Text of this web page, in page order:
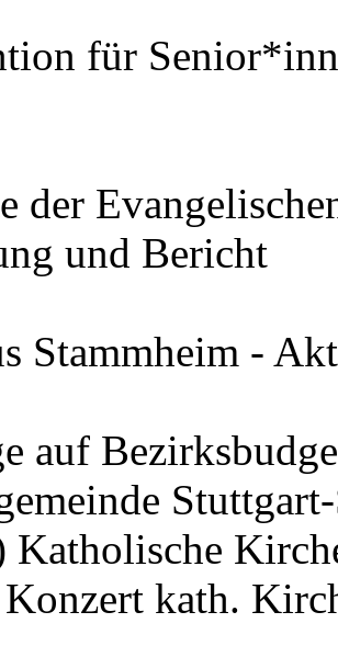
für
der
und Bericht
Stammheim -
auf
Katholische
kath.